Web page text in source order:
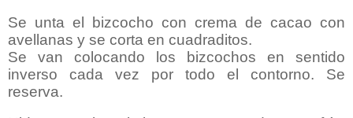
Se unta el bizcocho con crema de cacao con
avellanas y se corta en cuadraditos.
Se van colocando los bizcochos en sentido
inverso cada vez por todo el contorno. Se
reserva.